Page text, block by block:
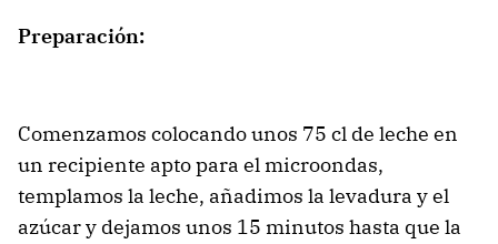
Preparación:
Comenzamos colocando unos 75 cl de leche en
un recipiente apto para el microondas,
templamos la leche, añadimos la levadura y el
azúcar y dejamos unos 15 minutos hasta que la